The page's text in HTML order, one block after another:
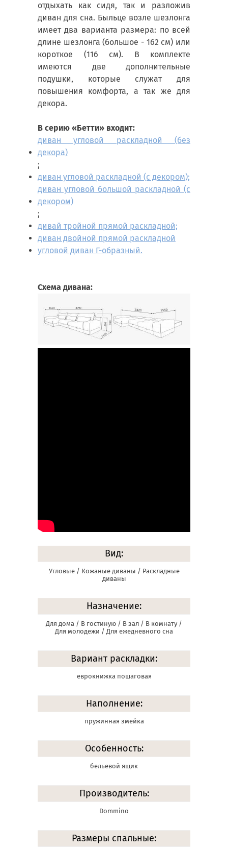
отдыхать как сидя, так и разложив
диван для сна. Быльце возле шезлонга
имеет два варианта размера: по всей
длине шезлонга (большое - 162 см) или
короткое (116 см). В комплекте
имеются две дополнительные
подушки, которые служат для
повышения комфорта, а так же для
декора.
В серию «Бетти» входит:
диван угловой раскладной (без
декора)
;
диван угловой раскладной (с декором);
диван угловой большой раскладной (с
декором)
;
дивай тройной прямой раскладной;
диван двойной прямой раскладной
угловой диван Г-образный.
Схема дивана:
Вид:
Угловые / Кожаные диваны / Раскладные
диваны
Назначение:
Для дома / В гостиную / В зал / В комнату /
Для молодежи / Для ежедневного сна
Вариант раскладки:
еврокнижка пошаговая
Наполнение:
пружинная змейка
Особенность:
бельевой ящик
Производитель:
Dommino
Размеры спальные: